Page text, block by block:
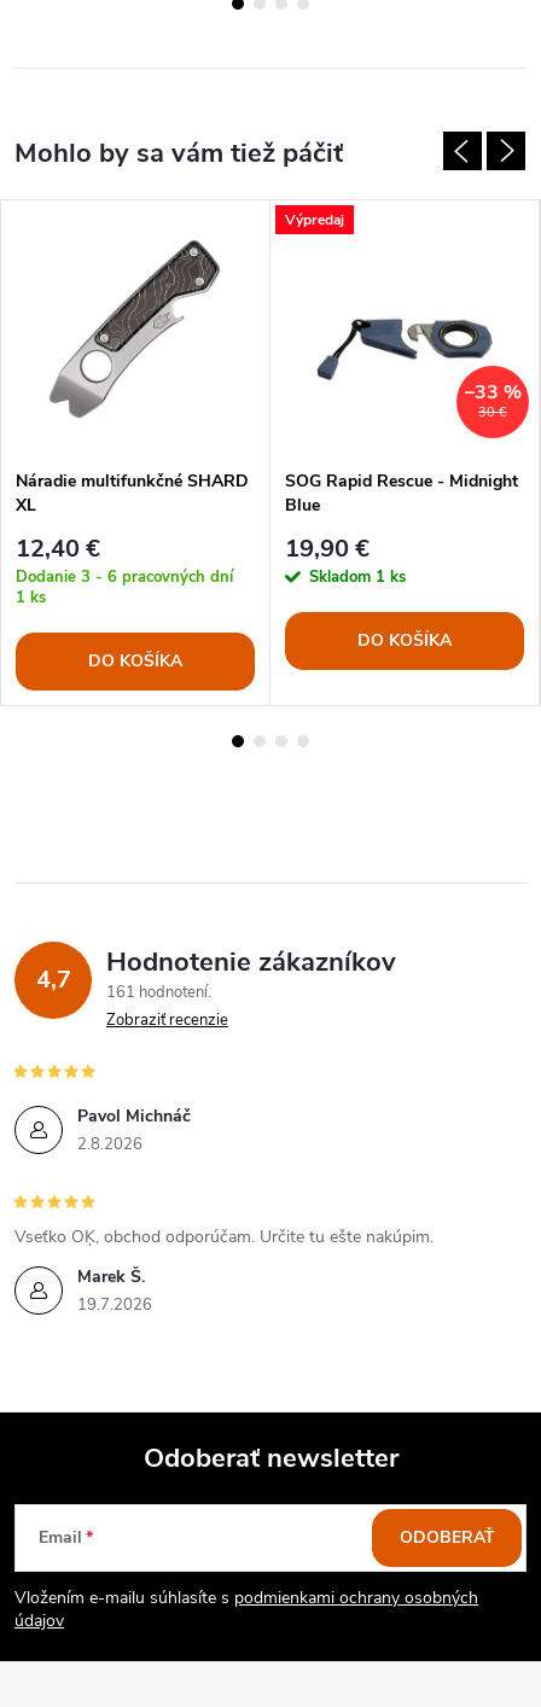
Náradie multifunkčné SHARD
XL
12,40 €
Dodanie 3 - 6 pracovných dní
1 ks
DO KOŠÍKA
Výpredaj
30 €
–33 %
SOG Rapid Rescue - Midnight
Blue
19,90 €
Skladom 1 ks
DO KOŠÍKA
4,7 Hodnotenie zákazníkov
161 hodnotení
Zobraziť recenzie
Pavol Michnáč
2.8.2026
Marek Š.
19.7.2026
Vseťko OĶ, obchod odporúčam. Určite tu ešte nakúpim.
Z
á
p
Odoberať newsletter
Email
Vložením e-mailu súhlasíte s podmienkami ochrany osobných
údajov
ODOBERAŤ